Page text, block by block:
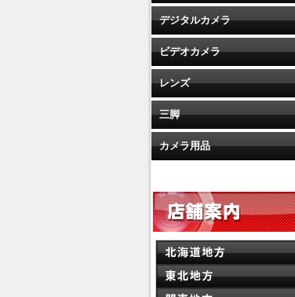
デジタルカメラ
ビデオカメラ
レンズ
三脚
カメラ用品